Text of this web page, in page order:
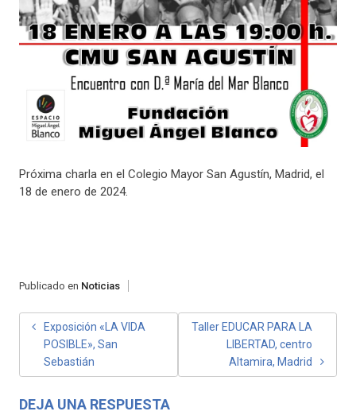
Próxima charla en el Colegio Mayor San Agustín, Madrid, el
18 de enero de 2024.
Publicado en Noticias
NAVEGACIÓN
ENTRADAS
Exposición «LA VIDA
POSIBLE», San
Sebastián
Taller EDUCAR PARA LA
LIBERTAD, centro
Altamira, Madrid
DEJA UNA RESPUESTA